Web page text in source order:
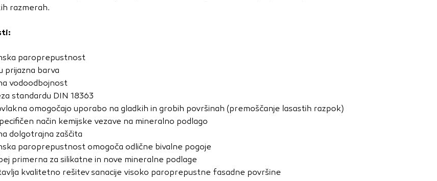
razmerah.
paroprepustnost
prijazna barva
vodoodbojnost
standardu DIN 18363
omogočajo uporabo na gladkih in grobih površinah (premoščanje lasastih razpok)
način kemijske vezave na mineralno podlago
dolgotrajna zaščita
paroprepustnost omogoča odlične bivalne pogoje
primerna za silikatne in nove mineralne podlage
kvalitetno rešitev sanacije visoko paroprepustne fasadne površine